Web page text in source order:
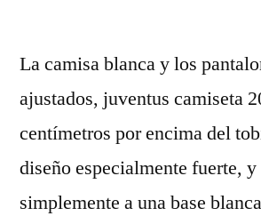
La camisa blanca y los
ajustados, juventus camiseta
centímetros por encima del
diseño especialmente fuerte,
simplemente a una base